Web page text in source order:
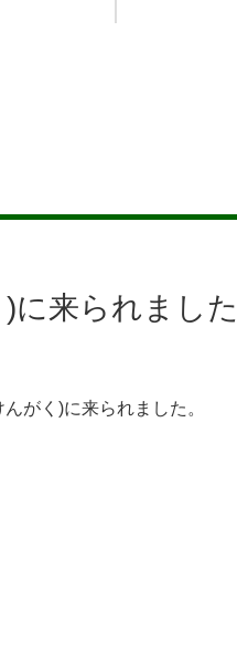
に来られまし
がく)に来られました。